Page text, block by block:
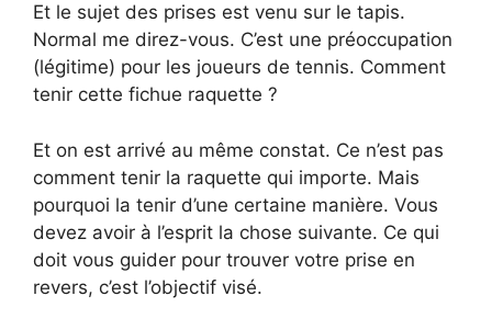
Et le sujet des prises est venu sur le tapis.
Normal me direz-vous. C’est une préoccupation
(légitime) pour les joueurs de tennis. Comment
tenir cette fichue raquette ?
Et on est arrivé au même constat. Ce n’est pas
comment tenir la raquette qui importe. Mais
pourquoi la tenir d’une certaine manière. Vous
devez avoir à l’esprit la chose suivante. Ce qui
doit vous guider pour trouver votre prise en
revers, c’est l’objectif visé.